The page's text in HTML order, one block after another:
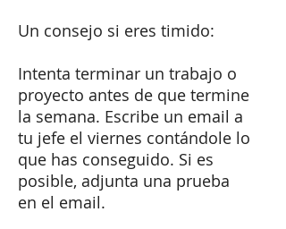
Un consejo si eres timido:
Intenta terminar un trabajo o
proyecto antes de que termine
la semana. Escribe un email a
tu jefe el viernes contándole lo
que has conseguido. Si es
posible, adjunta una prueba
en el email.